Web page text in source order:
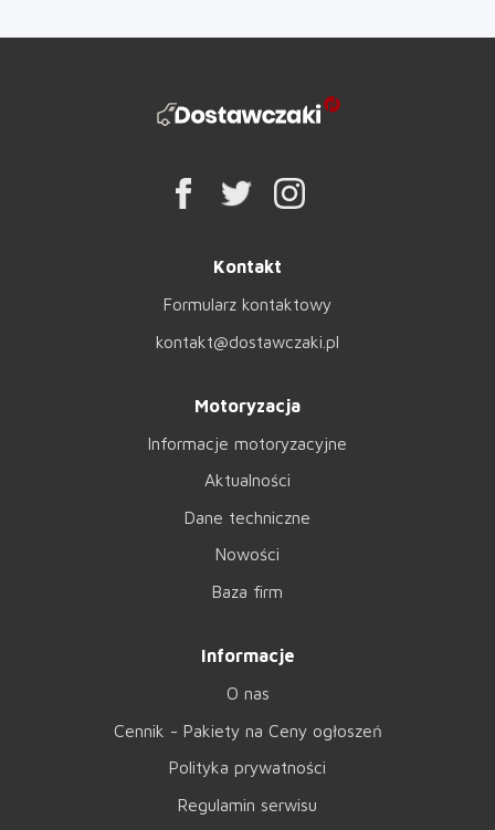
Kontakt
Formularz kontaktowy
kontakt@dostawczaki.pl
Motoryzacja
Informacje motoryzacyjne
Aktualności
Dane techniczne
Nowości
Baza firm
Informacje
O nas
Cennik - Pakiety na Ceny ogłoszeń
Polityka prywatności
Regulamin serwisu